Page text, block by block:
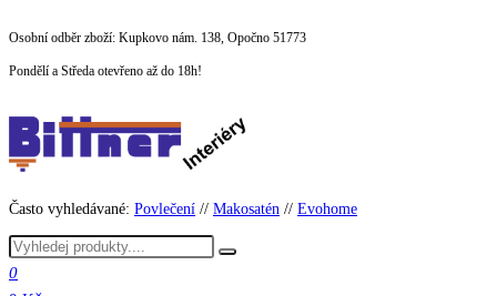
na
obsah
Osobní odběr zboží: Kupkovo nám. 138, Opočno 51773
Pondělí a Středa otevřeno až do 18h!
Často vyhledávané: Povlečení // Makosatén // Evohome
0